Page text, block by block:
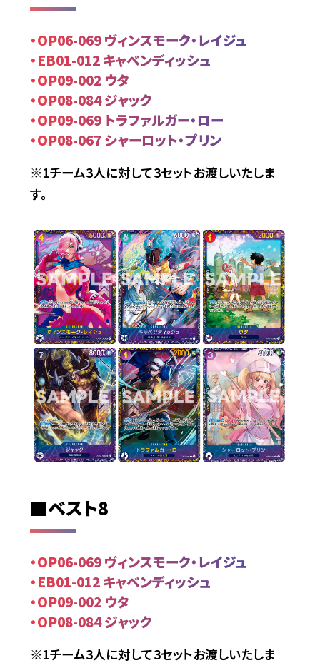
・OP06-069 ヴィンスモーク・レイジュ
・EB01-012 キャベンディッシュ
・OP09-002 ウタ
・OP08-084 ジャック
・OP09-069 トラファルガー・ロー
・OP08-067 シャーロット・プリン
※1チーム3人に対して3セットお渡しいたしま
す。
■ベスト8
・OP06-069 ヴィンスモーク・レイジュ
・EB01-012 キャベンディッシュ
・OP09-002 ウタ
・OP08-084 ジャック
※1チーム3人に対して3セットお渡しいたしま